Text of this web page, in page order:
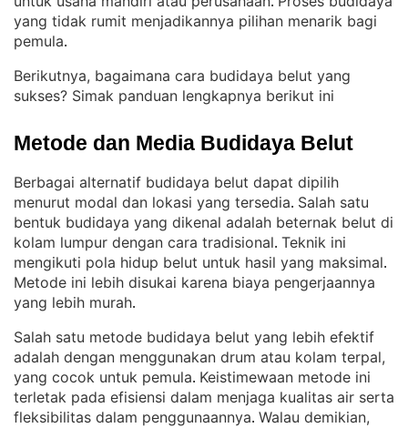
yang tidak rumit menjadikannya pilihan menarik bagi
pemula.
Berikutnya, bagaimana cara budidaya belut yang
sukses? Simak panduan lengkapnya berikut ini
Metode dan Media Budidaya Belut
Berbagai alternatif budidaya belut dapat dipilih
menurut modal dan lokasi yang tersedia. Salah satu
bentuk budidaya yang dikenal adalah beternak belut di
kolam lumpur dengan cara tradisional. Teknik ini
mengikuti pola hidup belut untuk hasil yang maksimal
Metode ini lebih disukai karena biaya pengerjaannya
yang lebih murah.
Salah satu metode budidaya belut yang lebih efektif
adalah dengan menggunakan drum atau kolam terpal,
yang cocok untuk pemula. Keistimewaan metode ini
terletak pada efisiensi dalam menjaga kualitas air serta
fleksibilitas dalam penggunaannya. Walau demikian,